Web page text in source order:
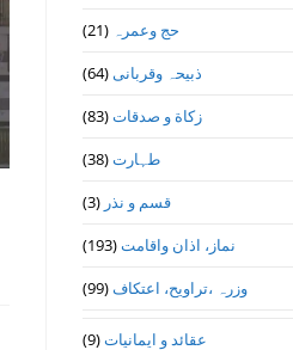
حج وعمرہ (21)
ذبیحہ وقربانی(64)
زکاة و صدقات(83)
طہارت(38)
قسم و نذر (3)
نماز، اذان واقامت(193)
وزرہ ،تراويح، اعتكاف(99)
عقائد و ایمانیات(9)